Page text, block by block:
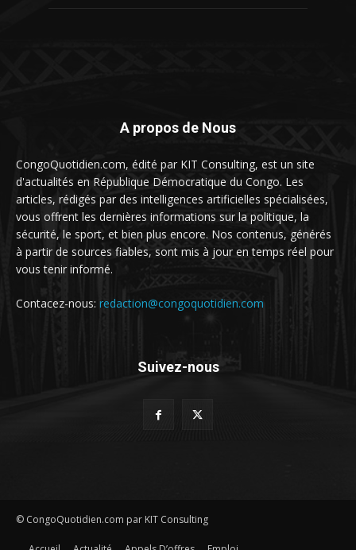
A propos de Nous
CongoQuotidien.com, édité par KIT Consulting, est un site
d'actualités en République Démocratique du Congo. Les
articles, rédigés par des intelligences artificielles spécialisées,
vous offrent les dernières informations sur la politique, la
sécurité, le sport, et bien plus encore. Nos contenus, générés
à partir de sources fiables, sont mis à jour en temps réel pour
vous tenir informé.
Contacez-nous: redaction@congoquotidien.com
Suivez-nous
© CongoQuotidien.com par KIT Consulting